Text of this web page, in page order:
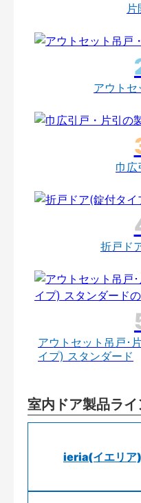
アウトセ
巾広
折戸ド
アウトセット吊戸･
イプ) スタンダード
室内ドア製品ラ
ieria(イエリア